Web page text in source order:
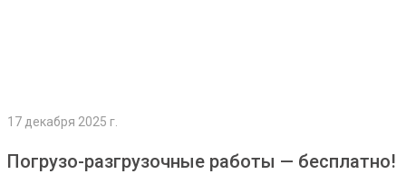
17 декабря 2025 г.
Погрузо-разгрузочные работы — бесплатно!